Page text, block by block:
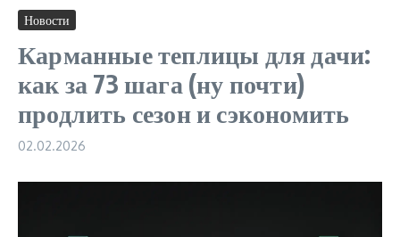
Новости
Карманные теплицы для дачи:
как за 73 шага (ну почти)
продлить сезон и сэкономить
02.02.2026